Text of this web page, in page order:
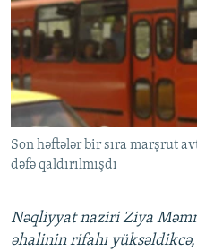
İNFOQRAFIKA
KARIKATURA
AZƏRBAYCAN ƏDƏBIYYATI
İSLAM VƏ DEMOKRATIYA
İZ - MƏDƏNIYYƏT PROQRAMI
MISSIYAMIZ
PEŞƏ ETIKASI VƏ JURNALISTIKA
MATERIALLARIMIZDAN ISTIFADƏ
AZADLIQRADIOSU MOBIL
BIZIMLƏ ƏLAQƏ
BIZI IZLƏ
RFE/RL-in bütün saytları
Son həftələr bir sıra marşrut
dəfə qaldırılmışdı
Nəqliyyat naziri Ziya
əhalinin rifahı